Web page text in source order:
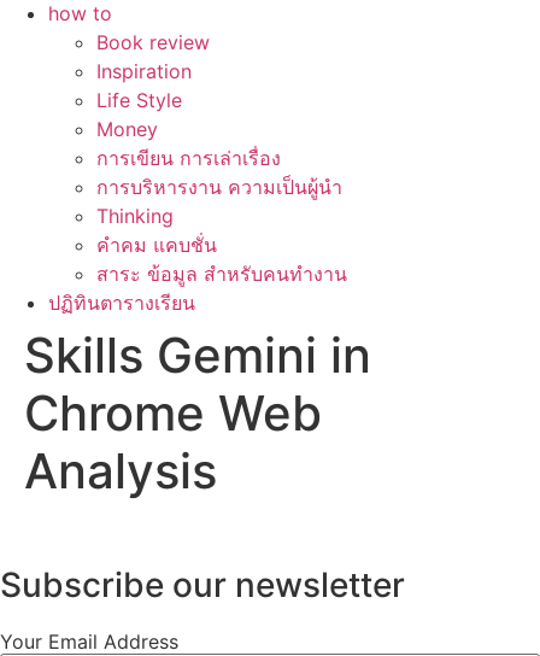
how to
Book review
Inspiration
Life Style
Money
การเขียน การเล่าเรื่อง
การบริหารงาน ความเป็นผู้นำ
Thinking
คำคม แคบชั่น
สาระ ข้อมูล สำหรับคนทำงาน
ปฏิทินตารางเรียน
Skills Gemini in
Chrome Web
Analysis
Subscribe our newsletter
Your Email Address